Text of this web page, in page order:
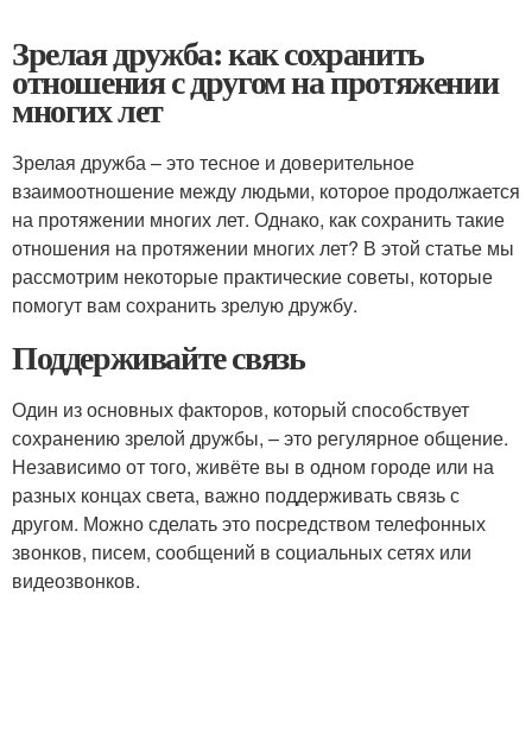
Зрелая дружба: как сохранить
отношения с другом на протяжении
многих лет
Зрелая дружба – это тесное и доверительное
взаимоотношение между людьми, которое продолжается
на протяжении многих лет. Однако, как сохранить такие
отношения на протяжении многих лет? В этой статье мы
рассмотрим некоторые практические советы, которые
помогут вам сохранить зрелую дружбу.
Поддерживайте связь
Один из основных факторов, который способствует
сохранению зрелой дружбы, – это регулярное общение.
Независимо от того, живёте вы в одном городе или на
разных концах света, важно поддерживать связь с
другом. Можно сделать это посредством телефонных
звонков, писем, сообщений в социальных сетях или
видеозвонков.